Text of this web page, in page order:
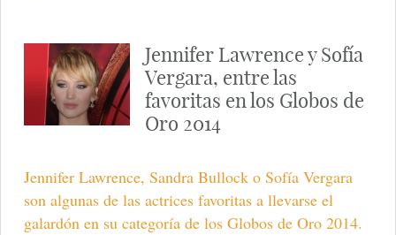
Jennifer Lawrence y Sofía
Vergara, entre las
favoritas en los Globos de
Oro 2014
Jennifer Lawrence, Sandra Bullock o Sofía Vergara
son algunas de las actrices favoritas a llevarse el
galardón en su categoría de los Globos de Oro 2014.